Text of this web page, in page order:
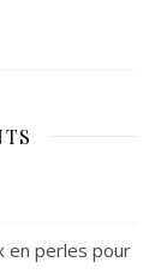
en perles pour